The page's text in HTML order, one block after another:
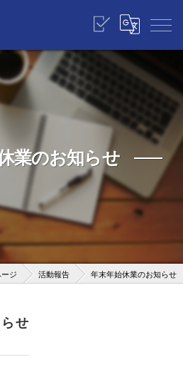
業のお知らせ
ージ 活動報告 年末年始休業のお知らせ
せ